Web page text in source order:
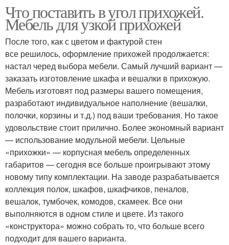
Что поставить в угол прихожей.
Мебель для узкой прихожей
После того, как с цветом и фактурой стен
все решилось, оформление прихожей продолжается:
настал черед выбора мебели. Самый лучший вариант —
заказать изготовление шкафа и вешалки в прихожую.
Мебель изготовят под размеры вашего помещения,
разработают индивидуальное наполнение (вешалки,
полочки, корзины и т.д.) под ваши требования. Но такое
удовольствие стоит прилично. Более экономный вариант
— использование модульной мебели. Цельные
«прихожки» — корпусная мебель определенных
габаритов — сегодня все больше проигрывают этому
новому типу комплектации. На заводе разрабатывается
коллекция полок, шкафов, шкафчиков, пеналов,
вешалок, тумбочек, комодов, скамеек. Все они
выполняются в одном стиле и цвете. Из такого
«конструктора» можно собрать то, что больше всего
подходит для вашего варианта.